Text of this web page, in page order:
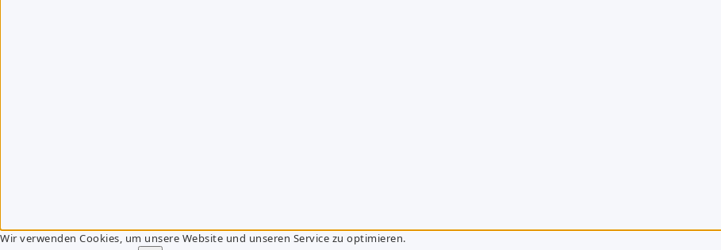
Wir verwenden Cookies, um unsere Website und unseren Service zu optimieren.